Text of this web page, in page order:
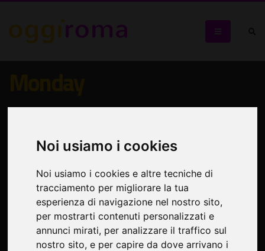
Noi usiamo i cookies
Noi usiamo i cookies e altre tecniche di
tracciamento per migliorare la tua
esperienza di navigazione nel nostro sito,
per mostrarti contenuti personalizzati e
annunci mirati, per analizzare il traffico sul
nostro sito, e per capire da dove arrivano i
"Teatro & Ambiente" a Roma